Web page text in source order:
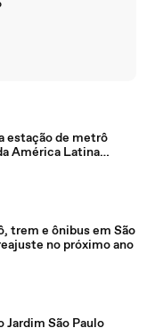
estação de metrô
América Latina
trem e ônibus em São
no próximo ano
Jardim São Paulo